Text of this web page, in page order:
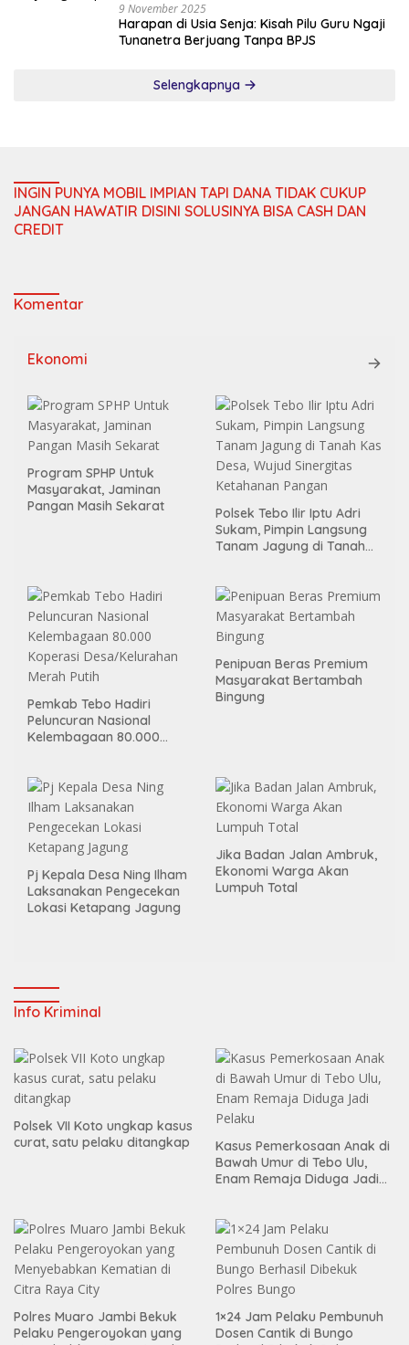
9 November 2025
Harapan di Usia Senja: Kisah Pilu Guru Ngaji
Tunanetra Berjuang Tanpa BPJS
Selengkapnya
INGIN PUNYA MOBIL IMPIAN TAPI DANA TIDAK CUKUP
JANGAN HAWATIR DISINI SOLUSINYA BISA CASH DAN
CREDIT
Komentar
Ekonomi
Program SPHP Untuk
Masyarakat, Jaminan
Pangan Masih Sekarat
Polsek Tebo Ilir Iptu Adri
Sukam, Pimpin Langsung
Tanam Jagung di Tanah
Pemkab Tebo Hadiri
Peluncuran Nasional
Kelembagaan 80.000
Penipuan Beras Premium
Masyarakat Bertambah
Bingung
Pj Kepala Desa Ning Ilham
Laksanakan Pengecekan
Lokasi Ketapang Jagung
Jika Badan Jalan Ambruk,
Ekonomi Warga Akan
Lumpuh Total
Info Kriminal
Polsek VII Koto ungkap kasus
curat, satu pelaku ditangkap
Kasus Pemerkosaan Anak di
Bawah Umur di Tebo Ulu,
Enam Remaja Diduga Jadi
Polres Muaro Jambi Bekuk
Pelaku Pengeroyokan yang
1×24 Jam Pelaku Pembunuh
Dosen Cantik di Bungo